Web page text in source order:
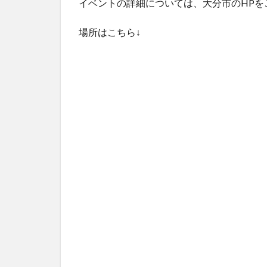
イベントの詳細については、大分市のHPを
場所はこちら↓